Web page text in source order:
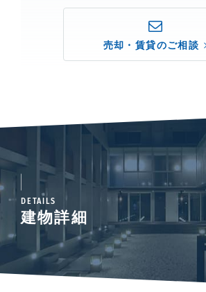
売却・賃貸のご相談
DETAILS
建物詳細